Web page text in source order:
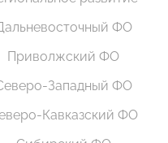
ФО
Приволжский ФО
Западный ФО
Кавказский ФО